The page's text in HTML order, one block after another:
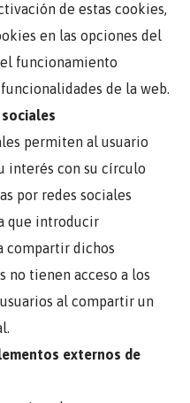
de estas cookies,
en las opciones del
funcionamiento
de la web.
permiten al usuario
interés con su círculo
por redes sociales
que introducir
compartir dichos
no tienen acceso a los
al compartir un
externos de